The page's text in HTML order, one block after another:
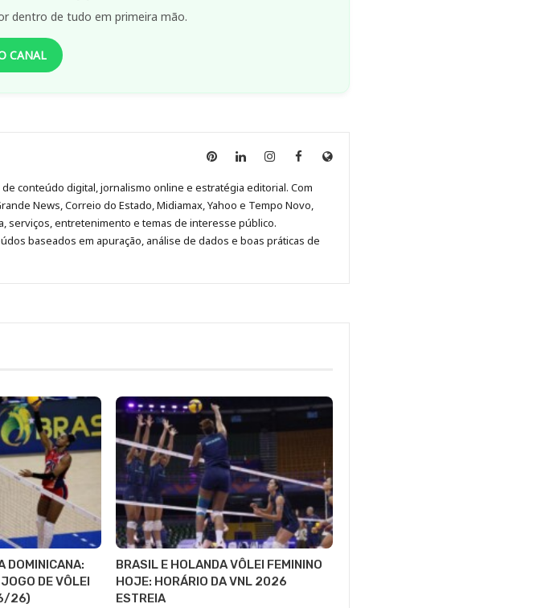
dentro de tudo em primeira mão.
CANAL
Anny
no
Pinterest
Anny
no
LinkedIn
Anny
no
Instagram
Anny
no
Facebook
Site
conteúdo digital, jornalismo online e estratégia editorial. Com
News, Correio do Estado, Midiamax, Yahoo e Tempo Novo,
serviços, entretenimento e temas de interesse público.
baseados em apuração, análise de dados e boas práticas de
DOMINICANA:
DE VÔLEI
26)
BRASIL E HOLANDA VÔLEI FEMININO
HOJE: HORÁRIO DA VNL 2026
ESTREIA